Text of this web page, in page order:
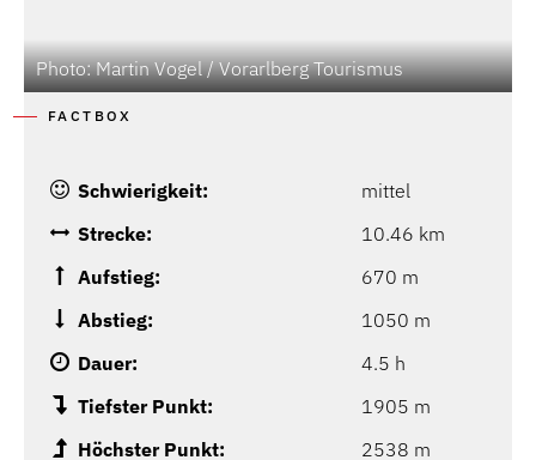
Photo: Martin Vogel / Vorarlberg Tourismus
FACTBOX
Schwierigkeit:
mittel
Strecke:
10.46 km
Aufstieg:
670 m
Abstieg:
1050 m
Dauer:
4.5 h
Tiefster Punkt:
1905 m
Höchster Punkt:
2538 m